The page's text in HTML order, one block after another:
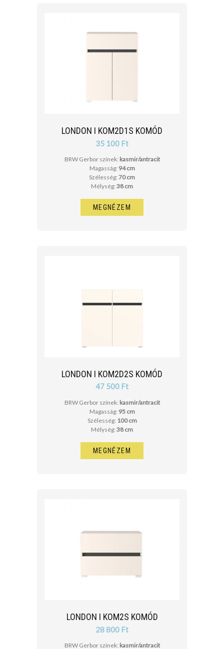
LONDON I KOM2D1S KOMÓD
35 100 Ft
BRW Gerbor színek: kasmir/antracit
Magasság: 94 cm
Szélesség: 70 cm
Mélység: 38 cm
MEGNÉZEM
LONDON I KOM2D2S KOMÓD
47 500 Ft
BRW Gerbor színek: kasmir/antracit
Magasság: 95 cm
Szélesség: 100 cm
Mélység: 38 cm
MEGNÉZEM
LONDON I KOM2S KOMÓD
28 800 Ft
BRW Gerbor színek: kasmir/antracit